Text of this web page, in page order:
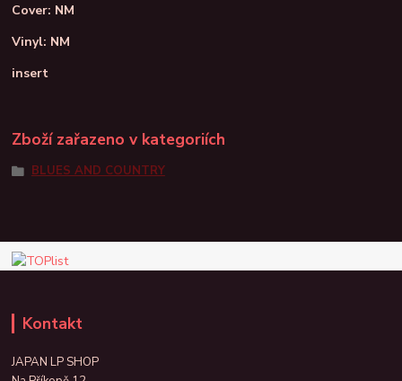
Cover: NM
Vinyl: NM
insert
Zboží zařazeno v kategoriích
BLUES AND COUNTRY
Kontakt
JAPAN LP SHOP